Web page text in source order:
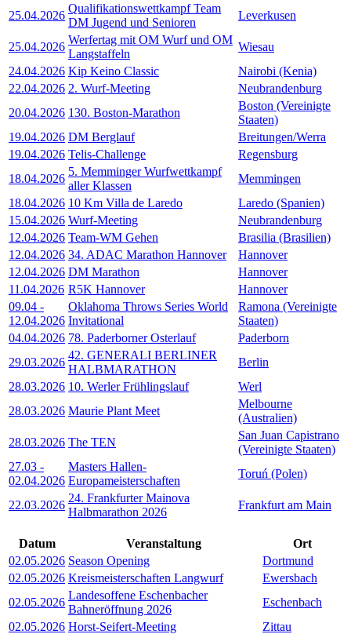
25.04.2026
Qualifikationswettkampf Team
DM Jugend und Senioren
Leverkusen
25.04.2026
Werfertag mit OM Wurf und OM
Langstaffeln
Wiesau
24.04.2026 Kip Keino Classic
Nairobi (Kenia)
22.04.2026 2. Wurf-Meeting
Neubrandenburg
20.04.2026 130. Boston-Marathon
Boston (Vereinigte
Staaten)
19.04.2026 DM Berglauf
Breitungen/Werra
19.04.2026 Telis-Challenge
Regensburg
18.04.2026
5. Memminger Wurfwettkampf
aller Klassen
Memmingen
18.04.2026 10 Km Villa de Laredo
Laredo (Spanien)
15.04.2026 Wurf-Meeting
Neubrandenburg
12.04.2026 Team-WM Gehen
Brasilia (Brasilien)
12.04.2026 34. ADAC Marathon Hannover
Hannover
12.04.2026 DM Marathon
Hannover
11.04.2026 R5K Hannover
Hannover
09.04 -
12.04.2026
Oklahoma Throws Series World
Invitational
Ramona (Vereinigte
Staaten)
04.04.2026 78. Paderborner Osterlauf
Paderborn
29.03.2026
42. GENERALI BERLINER
HALBMARATHON
Berlin
28.03.2026 10. Werler Frühlingslauf
Werl
28.03.2026 Maurie Plant Meet
Melbourne
(Australien)
28.03.2026 The TEN
San Juan Capistrano
(Vereinigte Staaten)
27.03 -
02.04.2026
Masters Hallen-
Europameisterschaften
Toruń (Polen)
22.03.2026
24. Frankfurter Mainova
Halbmarathon 2026
Frankfurt am Main
Datum Veranstaltung
Ort
02.05.2026 Season Opening
Dortmund
02.05.2026 Kreismeisterschaften Langwurf
Ewersbach
02.05.2026
Landesoffene Eschenbacher
Bahneröffnung 2026
Eschenbach
02.05.2026 Horst-Seifert-Meeting
Zittau